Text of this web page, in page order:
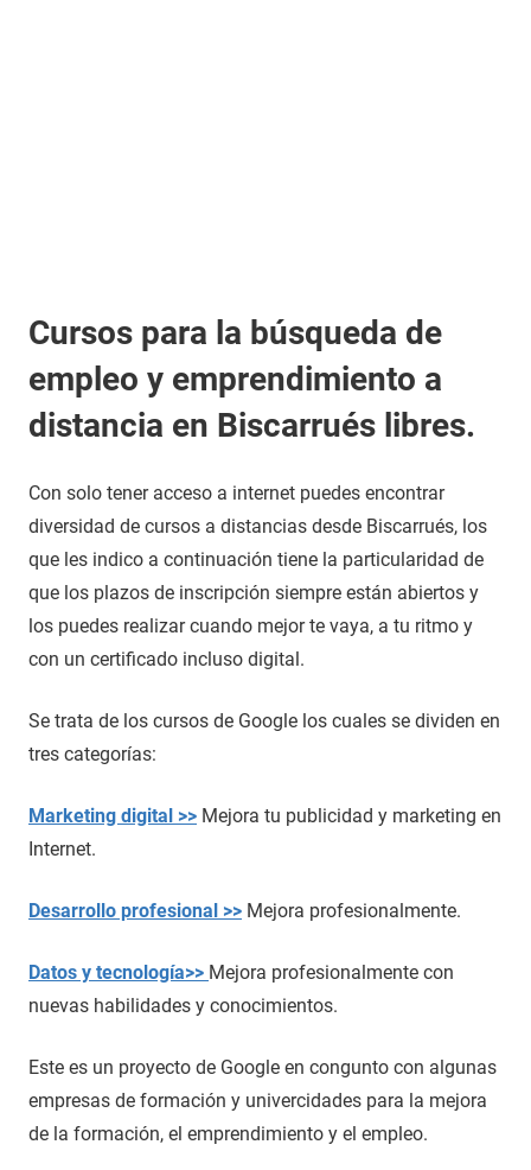
Cursos para la búsqueda de
empleo y emprendimiento a
distancia en Biscarrués libres.
Con solo tener acceso a internet puedes encontrar
diversidad de cursos a distancias desde Biscarrués, los
que les indico a continuación tiene la particularidad de
que los plazos de inscripción siempre están abiertos y
los puedes realizar cuando mejor te vaya, a tu ritmo y
con un certificado incluso digital.
Se trata de los cursos de Google los cuales se dividen en
tres categorías:
Marketing digital >> Mejora tu publicidad y marketing en
Internet.
Desarrollo profesional >> Mejora profesionalmente.
Datos y tecnología>> Mejora profesionalmente con
nuevas habilidades y conocimientos.
Este es un proyecto de Google en congunto con algunas
empresas de formación y univercidades para la mejora
de la formación, el emprendimiento y el empleo.